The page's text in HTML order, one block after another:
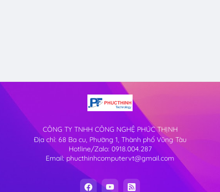
CÔNG TY TNHH CÔNG NGHỆ PHÚC THỊNH
Địa chỉ: 68 Ba cu, Phường 1, Thành phố Vũng Tàu
Hotline/Zalo: 0918.004.287
Email: phucthinhcomputervt@gmail.com